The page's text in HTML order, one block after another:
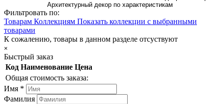
Архитектурный декор по характеристикам
Фильтровать по:
Товарам Коллекциям Показать коллекции с выбранными
товарами
К сожалению, товары в данном разделе отсуствуют
×
Быстрый заказ
Код Наименование Цена
Общая стоимость заказа:
Имя *
Фамилия